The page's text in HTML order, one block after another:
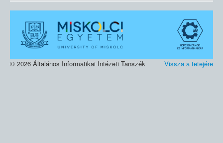
Vissza a tetejére
© 2026 Általános Informatikai Intézeti Tanszék